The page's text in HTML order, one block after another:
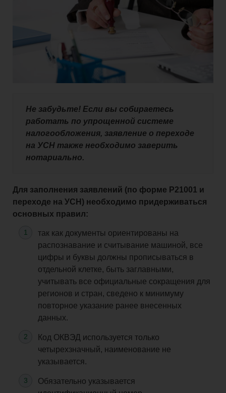
Не забудьте! Если вы собираетесь
работать по упрощенной системе
налогообложения, заявление о переходе
на УСН также необходимо заверить
нотариально.
Для заполнения заявлений (по форме Р21001 и
переходе на УСН) необходимо придерживаться
основных правил:
так как документы ориентированы на
распознавание и считывание машиной, все
цифры и буквы должны прописываться в
отдельной клетке, быть заглавными,
учитывать все официальные сокращения для
регионов и стран, сведено к минимуму
повторное указание ранее внесенных
данных.
Код ОКВЭД используется только
четырехзначный, наименование не
указывается.
Обязательно указывается